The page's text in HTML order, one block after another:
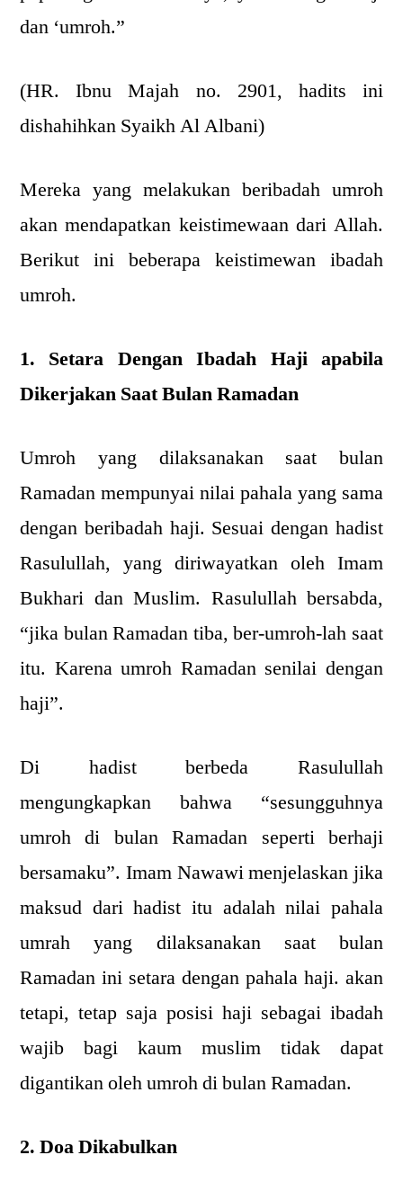
dan ‘umroh.”
(HR. Ibnu Majah no. 2901, hadits ini
dishahihkan Syaikh Al Albani)
Mereka yang melakukan beribadah umroh
akan mendapatkan keistimewaan dari Allah.
Berikut ini beberapa keistimewan ibadah
umroh.
1. Setara Dengan Ibadah Haji apabila
Dikerjakan Saat Bulan Ramadan
Umroh yang dilaksanakan saat bulan
Ramadan mempunyai nilai pahala yang sama
dengan beribadah haji. Sesuai dengan hadist
Rasulullah, yang diriwayatkan oleh Imam
Bukhari dan Muslim. Rasulullah bersabda,
“jika bulan Ramadan tiba, ber-umroh-lah saat
itu. Karena umroh Ramadan senilai dengan
haji”.
Di hadist berbeda Rasulullah
mengungkapkan bahwa “sesungguhnya
umroh di bulan Ramadan seperti berhaji
bersamaku”. Imam Nawawi menjelaskan jika
maksud dari hadist itu adalah nilai pahala
umrah yang dilaksanakan saat bulan
Ramadan ini setara dengan pahala haji. akan
tetapi, tetap saja posisi haji sebagai ibadah
wajib bagi kaum muslim tidak dapat
digantikan oleh umroh di bulan Ramadan.
2. Doa Dikabulkan